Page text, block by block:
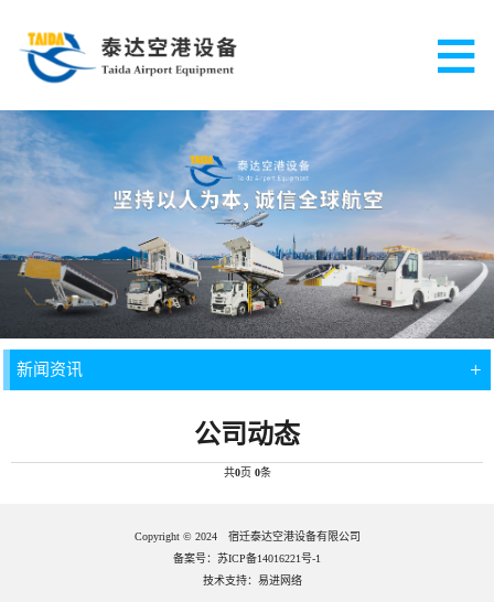
新闻资讯 +
公司动态
共0页 0条
Copyright © 2024 宿迁泰达空港设备有限公司
备案号：苏ICP备14016221号-1
技术支持： 易进网络